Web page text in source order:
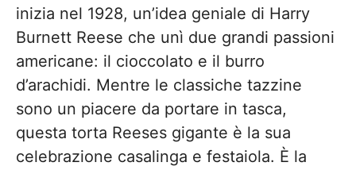
inizia nel 1928, un’idea geniale di Harry
Burnett Reese che unì due grandi passioni
americane: il cioccolato e il burro
d’arachidi. Mentre le classiche tazzine
sono un piacere da portare in tasca,
questa torta Reeses gigante è la sua
celebrazione casalinga e festaiola. È la